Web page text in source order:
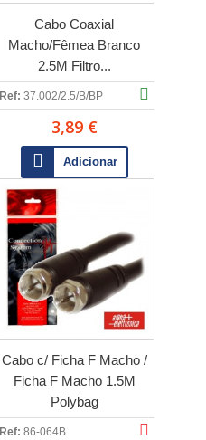
Cabo Coaxial
Macho/Fêmea Branco
2.5M Filtro...
Ref: 37.002/2.5/B/BP
3,89 €
Adicionar
Cabo c/ Ficha F Macho /
Ficha F Macho 1.5M
Polybag
Ref: 86-064B